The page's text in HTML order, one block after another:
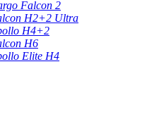
Falcon 2
H2+2 Ultra
H4+2
H6
Elite H4